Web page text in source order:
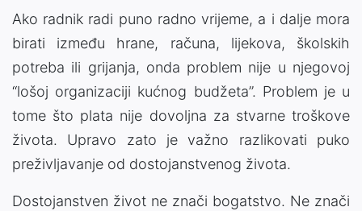
Ako radnik radi puno radno vrijeme, a i dalje mora
birati između hrane, računa, lijekova, školskih
potreba ili grijanja, onda problem nije u njegovoj
“lošoj organizaciji kućnog budžeta”. Problem je u
tome što plata nije dovoljna za stvarne troškove
života. Upravo zato je važno razlikovati puko
preživljavanje od dostojanstvenog života.
Dostojanstven život ne znači bogatstvo. Ne znači